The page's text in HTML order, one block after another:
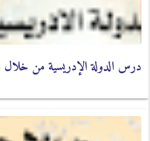
درس الدولة الإدريسية من خلال